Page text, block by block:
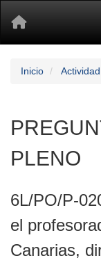
Inicio Actividad
PLENO
6L/PO/P-
el
Canarias,